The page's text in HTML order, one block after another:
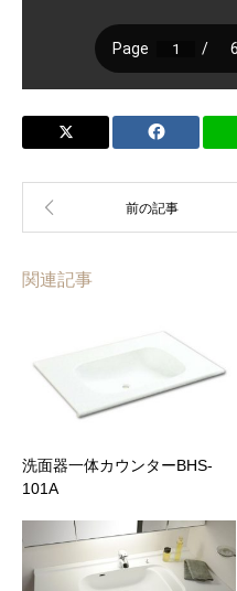
関連記事
洗面器一体カウンターBHS-
101A